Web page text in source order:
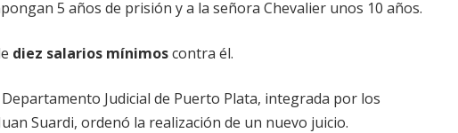
5 años de prisión y a la señora Chevalier unos 10 años.
diez salarios mínimoscontra él.
Judicial de Puerto Plata, integrada por los
Suardi, ordenó la realización de un nuevo juicio.